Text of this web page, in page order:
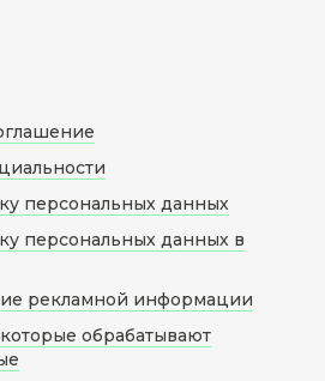
персональных данных
персональных данных в
рекламной информации
обрабатывают